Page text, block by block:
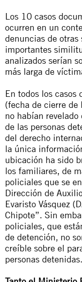
Los 10 casos
ocurren en un
denuncias de otras
importantes
analizados serían
más larga de
En todos los casos
(fecha de cierre
no habían
de las personas
del derecho
la única
ubicación ha sido
los familiares, de
policiales que se
Dirección de
Evaristo Vásquez
Chipote”. Sin
policiales, que
de detención, no
creíble sobre el
personas detenidas.